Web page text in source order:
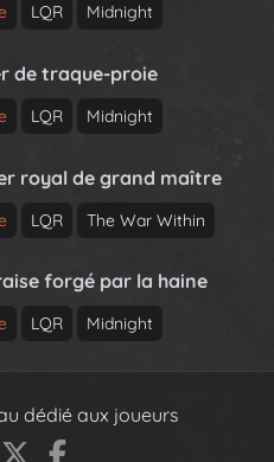
LQR Midnight
de traque-proie
LQR Midnight
royal de grand maître
LQR The War Within
forgé par la haine
LQR Midnight
dédié aux joueurs